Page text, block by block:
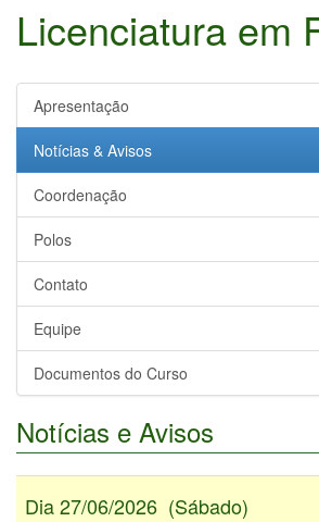
Licenciatura em
Apresentação
Notícias & Avisos
Coordenação
Polos
Contato
Equipe
Documentos do Curso
Notícias e Avisos
Dia 27/06/2026 (Sábado)